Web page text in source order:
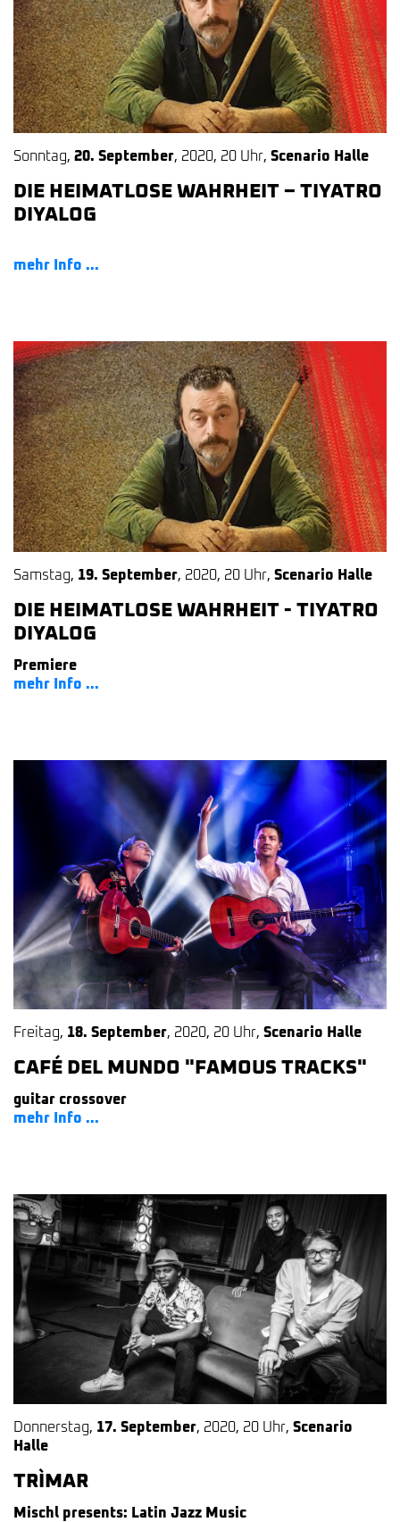
Sonntag, 20. September, 2020, 20 Uhr, Scenario Halle
DIE HEIMATLOSE WAHRHEIT – TIYATRO
DIYALOG
mehr Info ...
Samstag, 19. September, 2020, 20 Uhr, Scenario Halle
DIE HEIMATLOSE WAHRHEIT - TIYATRO
DIYALOG
Premiere
mehr Info ...
Freitag, 18. September, 2020, 20 Uhr, Scenario Halle
CAFÉ DEL MUNDO "FAMOUS TRACKS"
guitar crossover
mehr Info ...
Donnerstag, 17. September, 2020, 20 Uhr, Scenario
Halle
TRÌMAR
Mischl presents: Latin Jazz Music